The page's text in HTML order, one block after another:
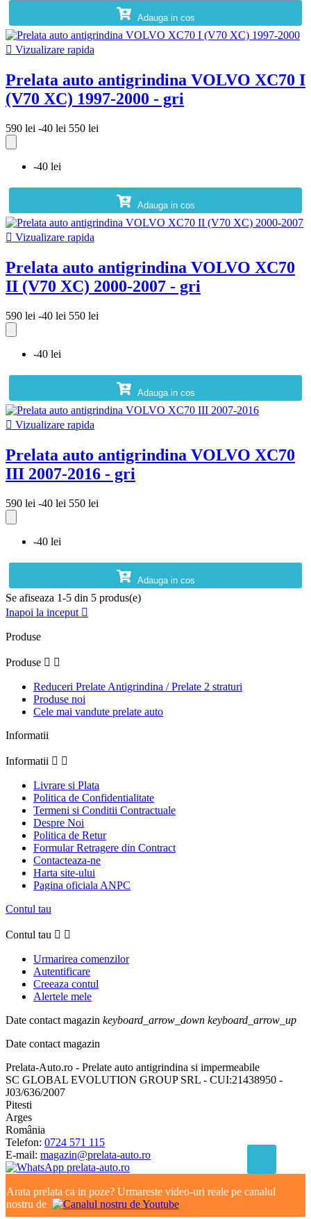
Adauga in cos
 Vizualizare rapida
Prelata auto antigrindina VOLVO XC70 I
(V70 XC) 1997-2000 - gri
590 lei -40 lei 550 lei
-40 lei
Adauga in cos
 Vizualizare rapida
Prelata auto antigrindina VOLVO XC70
II (V70 XC) 2000-2007 - gri
590 lei -40 lei 550 lei
-40 lei
Adauga in cos
 Vizualizare rapida
Prelata auto antigrindina VOLVO XC70
III 2007-2016 - gri
590 lei -40 lei 550 lei
-40 lei
Adauga in cos
Se afiseaza 1-5 din 5 produs(e)
Inapoi la inceput 
Produse
Produse  
Reduceri Prelate Antigrindina / Prelate 2 straturi
Produse noi
Cele mai vandute prelate auto
Informatii
Informatii  
Livrare si Plata
Politica de Confidentialitate
Termeni si Conditii Contractuale
Despre Noi
Politica de Retur
Formular Retragere din Contract
Contacteaza-ne
Harta site-ului
Pagina oficiala ANPC
Contul tau
Contul tau  
Urmarirea comenzilor
Autentificare
Creeaza contul
Alertele mele
Date contact magazin keyboard_arrow_down keyboard_arrow_up
Date contact magazin
Prelata-Auto.ro - Prelate auto antigrindina si impermeabile
SC GLOBAL EVOLUTION GROUP SRL - CUI:21438950 -
J03/636/2007
Pitesti
Arges
România
Telefon: 0724 571 115
E-mail: magazin@prelata-auto.ro
Arata prelata ca in poze? Urmareste video-uri reale pe canalul
nostru de